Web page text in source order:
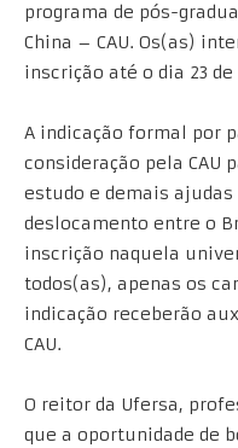
programa de pós-
China – CAU. Os(as)
inscrição até o dia 23
A indicação formal por
consideração pela CAU
estudo e demais ajudas
deslocamento entre o
inscrição naquela
todos(as), apenas os
indicação receberão
CAU.
O reitor da Ufersa,
que a oportunidade de